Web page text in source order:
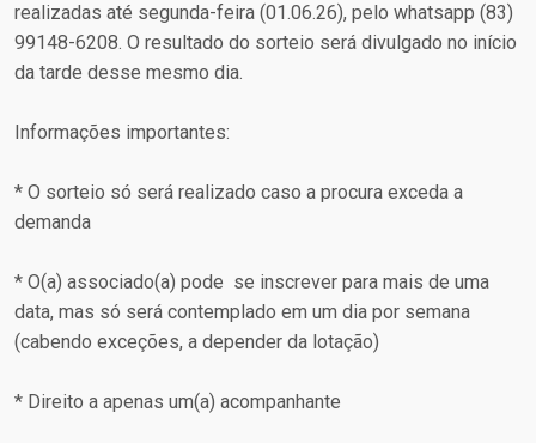
realizadas até segunda-feira (01.06.26), pelo whatsapp (83)
99148-6208. O resultado do sorteio será divulgado no início
da tarde desse mesmo dia.
Informações importantes:
* O sorteio só será realizado caso a procura exceda a
demanda
* O(a) associado(a) pode se inscrever para mais de uma
data, mas só será contemplado em um dia por semana
(cabendo exceções, a depender da lotação)
* Direito a apenas um(a) acompanhante